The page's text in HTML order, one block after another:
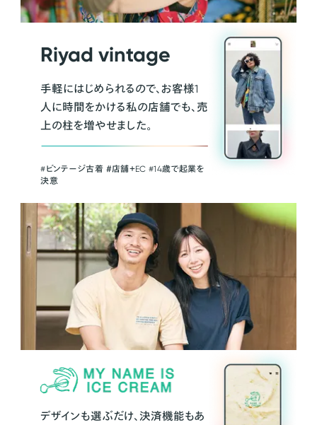
Riyad vintage
手軽にはじめられるので、お客様1
人に時間をかける私の店舗でも、売
上の柱を増やせました。
#ビンテージ古着 ＃店舗＋EC #14歳で起業を
決意
デザインも選ぶだけ、決済機能もあ